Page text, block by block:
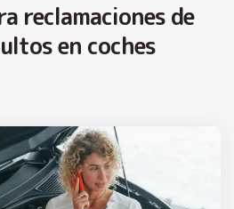
reclamaciones de
en coches